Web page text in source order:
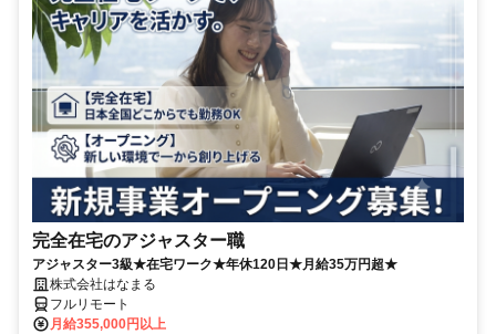
完全在宅のアジャスター職
アジャスター3級★在宅ワーク★年休120日★月給35万円超★
株式会社はなまる
フルリモート
月給355,000円以上